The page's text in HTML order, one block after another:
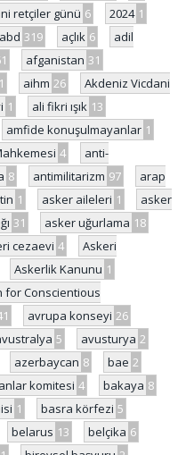
retçiler günü 6 2024 1
abd 319 açlık 6
adil
afganistan 31
1 aihm 26
Akdeniz Vicdani
1 ali fikri ışık 13
amfide konuşulmayanlar 1
4
anti-
8 antimilitarizm 97
arap
1 asker aileleri 1
asker
31 asker uğurlama 18
cezaevi 4
Askeri
Askerlik Kanunu 1
for Conscientious
avrupa konseyi 26
5 avusturya 2
azerbaycan 8 bae 2
komitesi 4 bakaya 8
1 basra körfezi 5
belarus 13 belçika 6